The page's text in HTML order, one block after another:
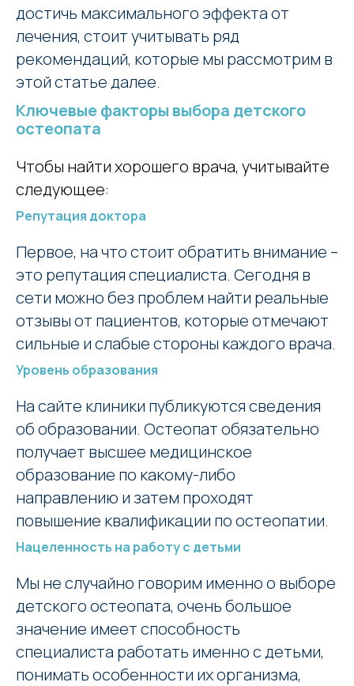
достичь максимального эффекта от
лечения, стоит учитывать ряд
рекомендаций, которые мы рассмотрим в
этой статье далее.
Ключевые факторы выбора детского
остеопата
Чтобы найти хорошего врача, учитывайте
следующее:
Репутация доктора
Первое, на что стоит обратить внимание –
это репутация специалиста. Сегодня в
сети можно без проблем найти реальные
отзывы от пациентов, которые отмечают
сильные и слабые стороны каждого врача.
Уровень образования
На сайте клиники публикуются сведения
об образовании. Остеопат обязательно
получает высшее медицинское
образование по какому-либо
направлению и затем проходят
повышение квалификации по остеопатии.
Нацеленность на работу с детьми
Мы не случайно говорим именно о выборе
детского остеопата, очень большое
значение имеет способность
специалиста работать именно с детьми,
понимать особенности их организма,